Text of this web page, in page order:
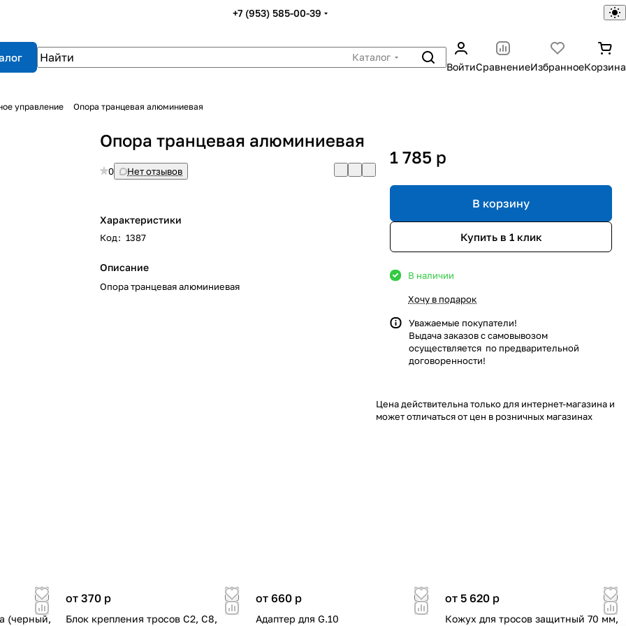
+7 (953) 585-00-39
Каталог
ВойтиСравнениеИзбранноеКорзина
управление Опора транцевая алюминиевая
Опора транцевая алюминиевая
0 Нет отзывов
Характеристики
Код: 1387
Описание
Опора транцевая алюминиевая
1 785 p
В корзину
Купить в 1 клик
В наличии
Хочу в подарок
Уважаемые покупатели!
Выдача заказов с самовывозом
осуществляется по предварительной
договоренности!
Цена действительна только для интернет-магазина и
может отличаться от цен в розничных магазинах
(черный,
от 370 p
Блок крепления тросов C2, C8,
от 660 p
Адаптер для G.10
от 5 620 p
Кожух для тросов защитный 70 мм,